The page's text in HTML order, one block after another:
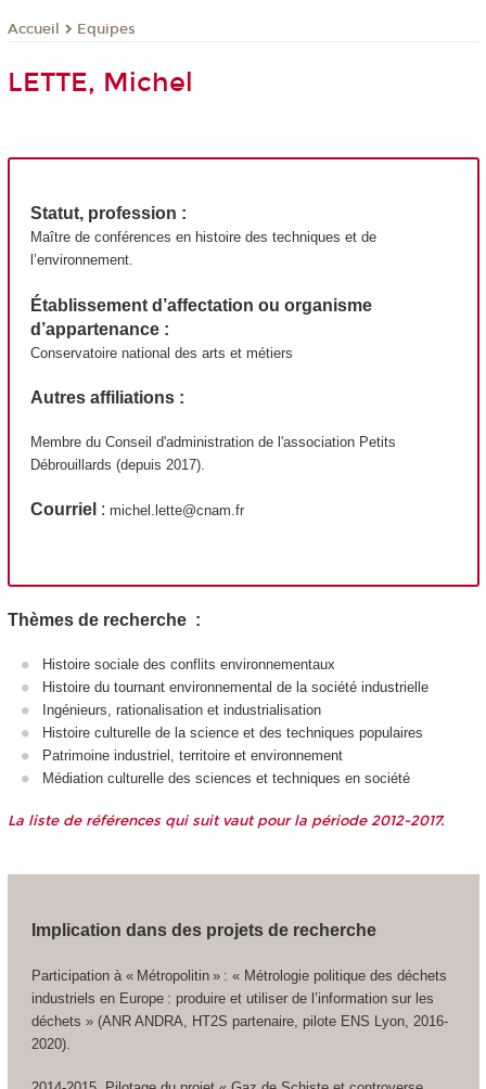
Accueil Equipes
LETTE, Michel
Statut, profession :
Maître de conférences en histoire des techniques et de
l’environnement.
Établissement d’affectation ou organisme
d’appartenance :
Conservatoire national des arts et métiers
Autres affiliations :
Membre du Conseil d'administration de l'association Petits
Débrouillards (depuis 2017).
Courriel : michel.lette@cnam.fr
Thèmes de recherche :
Histoire sociale des conflits environnementaux
Histoire du tournant environnemental de la société industrielle
Ingénieurs, rationalisation et industrialisation
Histoire culturelle de la science et des techniques populaires
Patrimoine industriel, territoire et environnement
Médiation culturelle des sciences et techniques en société
La liste de références qui suit vaut pour la période 2012-2017.
Implication dans des projets de recherche
Participation à « Métropolitin » : « Métrologie politique des déchets
industriels en Europe : produire et utiliser de l’information sur les
déchets » (ANR ANDRA, HT2S partenaire, pilote ENS Lyon, 2016-
2020).